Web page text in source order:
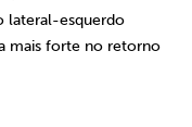
lateral-esquerdo
mais forte no retorno